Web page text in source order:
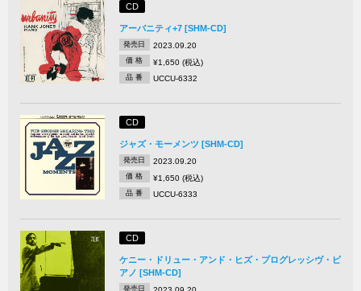
CD
アーバニティ+7 [SHM-CD]
発売日 2023.09.20
価 格 ¥1,650 (税込)
品 番 UCCU-6332
CD
ジャズ・モーメンツ [SHM-CD]
発売日 2023.09.20
価 格 ¥1,650 (税込)
品 番 UCCU-6333
CD
ケニー・ドリュー・アンド・ヒズ・プログレッシヴ・ピ
アノ [SHM-CD]
発売日